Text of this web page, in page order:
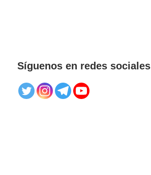
Síguenos en redes sociales